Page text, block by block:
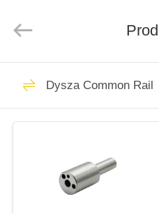
DOM
PRODUKTY
Trade
Co.,Ltd.
części
Dysza Common Rail